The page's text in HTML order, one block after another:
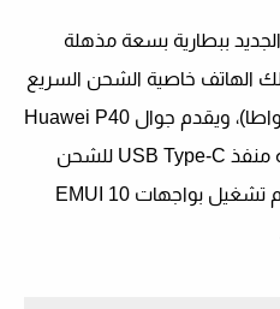
ببطارية بسعة مذهلة
ويمتلك الهاتف خاصية الشحن السريع
Huаwei P40
منفذ USB Type-C للشحن
تشغيل بواجهات ЕMUI 10